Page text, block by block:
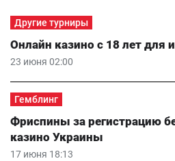
Другие турниры
23 июня 02:00
Онлайн казино с 18 лет для
Гемблинг
17 июня 18:13
Фриспины за регистрацию
казино Украины